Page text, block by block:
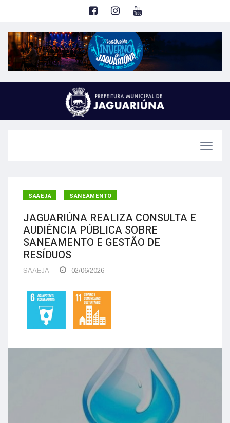
SAAEJA SANEAMENTO
JAGUARIÚNA REALIZA CONSULTA E
AUDIÊNCIA PÚBLICA SOBRE
SANEAMENTO E GESTÃO DE
RESÍDUOS
SAAEJA 02/06/2026